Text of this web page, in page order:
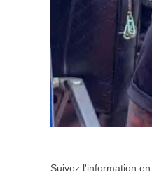
Suivez l'information